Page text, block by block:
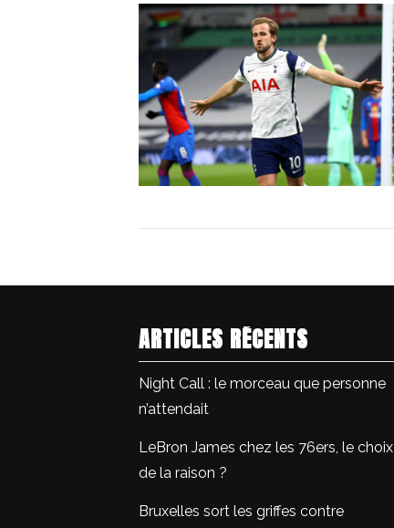
ARTICLES RÉCENTS
Night Call : le morceau que personne
n’attendait
LeBron James chez les 76ers, le choix
de la raison ?
Bruxelles sort les griffes contre